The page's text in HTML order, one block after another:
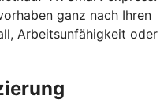
ganz nach Ihren
Arbeitsunfähigkeit oder